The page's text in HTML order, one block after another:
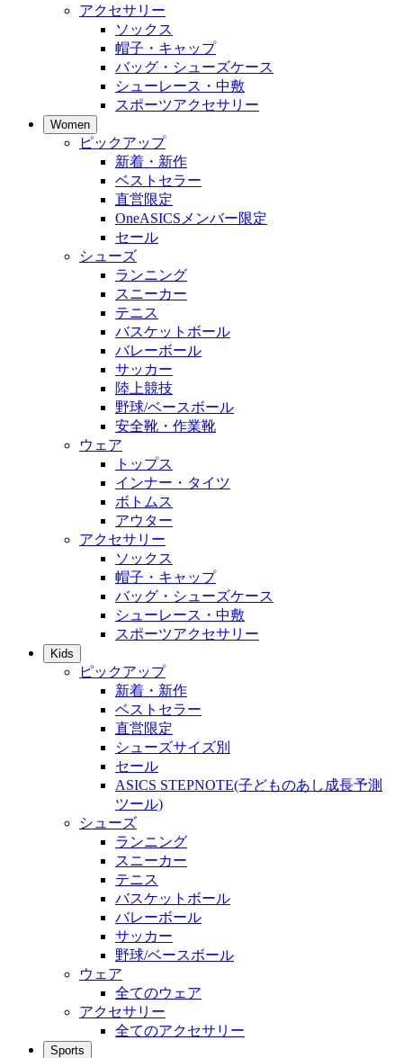
アクセサリー
ソックス
帽子・キャップ
バッグ・シューズケース
シューレース・中敷
スポーツアクセサリー
Women
ピックアップ
新着・新作
ベストセラー
直営限定
OneASICSメンバー限定
セール
シューズ
ランニング
スニーカー
テニス
バスケットボール
バレーボール
サッカー
陸上競技
野球/ベースボール
安全靴・作業靴
ウェア
トップス
インナー・タイツ
ボトムス
アウター
アクセサリー
ソックス
帽子・キャップ
バッグ・シューズケース
シューレース・中敷
スポーツアクセサリー
Kids
ピックアップ
新着・新作
ベストセラー
直営限定
シューズサイズ別
セール
ASICS STEPNOTE(子どものあし成長予測
ツール)
シューズ
ランニング
スニーカー
テニス
バスケットボール
バレーボール
サッカー
野球/ベースボール
ウェア
全てのウェア
アクセサリー
全てのアクセサリー
Sports